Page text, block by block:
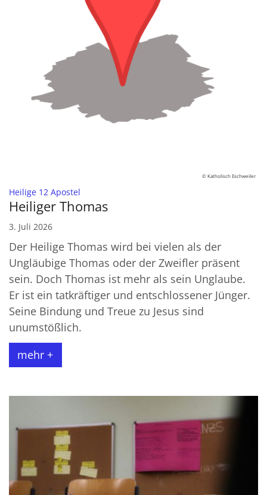
© Katholisch Eschweiler
Heilige 12 Apostel
Heiliger Thomas
3. Juli 2026
Der Heilige Thomas wird bei vielen als der
Ungläubige Thomas oder der Zweifler präsent
sein. Doch Thomas ist mehr als sein Unglaube.
Er ist ein tatkräftiger und entschlossener Jünger.
Seine Bindung und Treue zu Jesus sind
unumstößlich.
mehr +